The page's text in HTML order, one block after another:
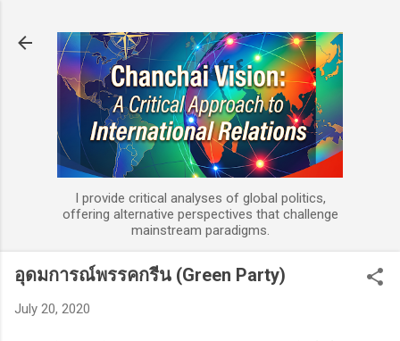
I provide critical analyses of global politics,
offering alternative perspectives that challenge
mainstream paradigms.
อุดมการณ์พรรคกรีน (Green Party)
July 20, 2020